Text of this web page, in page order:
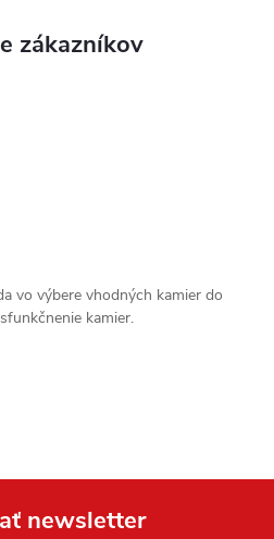
zákazníkov
vo výbere vhodných kamier do
kamier.
newsletter